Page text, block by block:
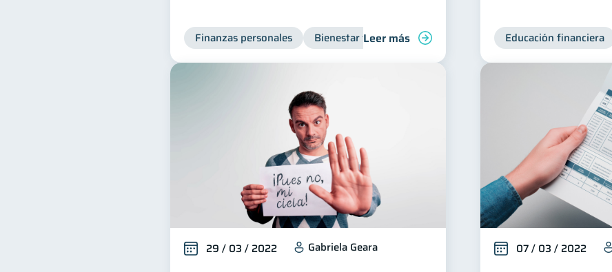
Finanzas personales Bienestar financiero Organización Financiera
Leer más Educación financiera
29 / 03 / 2022 Gabriela Geara 07 / 03 / 2022